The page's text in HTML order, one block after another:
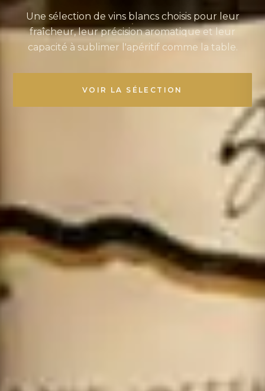
Une sélection de vins blancs choisis pour leur
fraîcheur, leur précision aromatique et leur
capacité à sublimer l'apéritif comme la table.
VOIR LA SÉLECTION